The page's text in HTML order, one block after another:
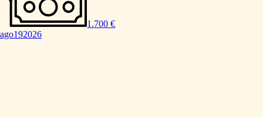
1.700 €
ago192026